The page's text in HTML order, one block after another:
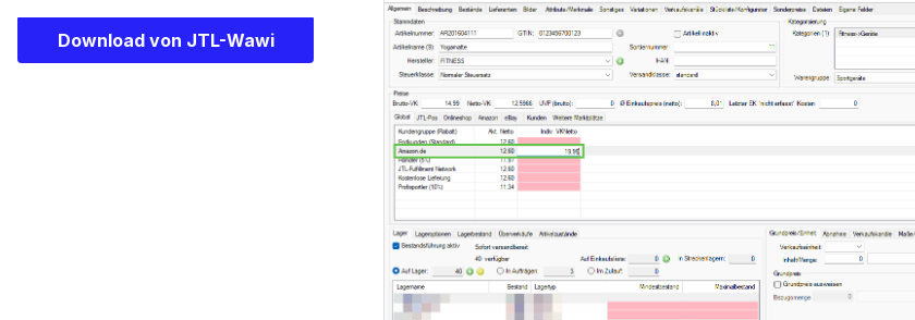
Download von JTL-Wawi